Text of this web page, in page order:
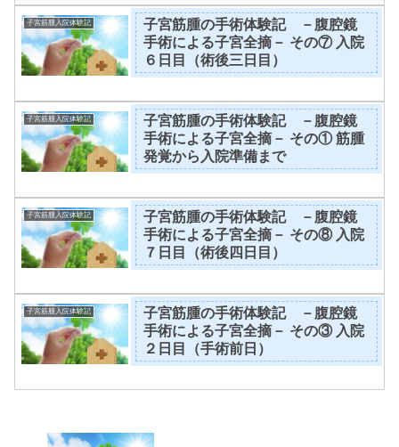
子宮筋腫入院体験記
子宮筋腫の手術体験記 －腹腔鏡
手術による子宮全摘－ その⑦ 入院
６日目（術後三日目）
子宮筋腫入院体験記
子宮筋腫の手術体験記 －腹腔鏡
手術による子宮全摘－ その① 筋腫
発覚から入院準備まで
子宮筋腫入院体験記
子宮筋腫の手術体験記 －腹腔鏡
手術による子宮全摘－ その⑧ 入院
７日目（術後四日目）
子宮筋腫入院体験記
子宮筋腫の手術体験記 －腹腔鏡
手術による子宮全摘－ その③ 入院
２日目（手術前日）